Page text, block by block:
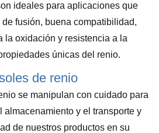
ideales para aplicaciones que
fusión, buena compatibilidad,
la oxidación y resistencia a la
únicas del renio.
de renio
se manipulan con cuidado para
almacenamiento y el transporte y
de nuestros productos en su